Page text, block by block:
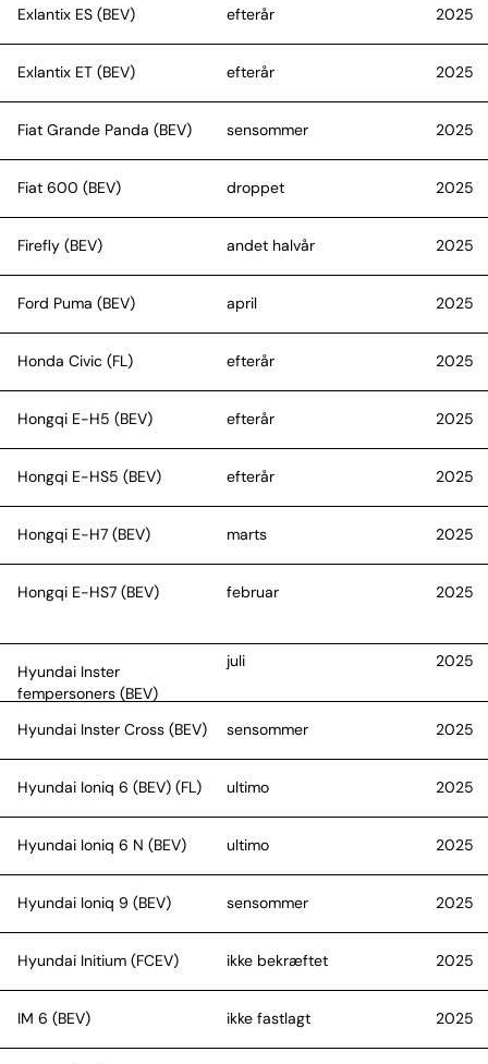
Exlantix ES (BEV) efterår 2025
Exlantix ET (BEV) efterår 2025
Fiat Grande Panda (BEV) sensommer 2025
Fiat 600 (BEV) droppet 2025
Firefly (BEV) andet halvår 2025
Ford Puma (BEV) april 2025
Honda Civic (FL) efterår 2025
Hongqi E-H5 (BEV) efterår 2025
Hongqi E-HS5 (BEV) efterår 2025
Hongqi E-H7 (BEV) marts 2025
Hongqi E-HS7 (BEV) februar 2025
Hyundai Inster
fempersoners (BEV)
juli 2025
Hyundai Inster Cross (BEV) sensommer 2025
Hyundai Ioniq 6 (BEV) (FL) ultimo 2025
Hyundai Ioniq 6 N (BEV) ultimo 2025
Hyundai Ioniq 9 (BEV) sensommer 2025
Hyundai Initium (FCEV) ikke bekræftet 2025
IM 6 (BEV) ikke fastlagt 2025